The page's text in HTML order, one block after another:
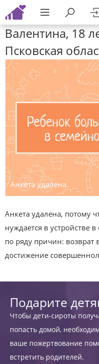
Валентина, 18
Псковская
Анкета удалена.
Анкета удалена, потому
нуждается в устройстве
по ряду причин:
достижение
Подарите
Чтобы дети-сироты
попасть домой,
ваше пожертвование
встретить родителей.